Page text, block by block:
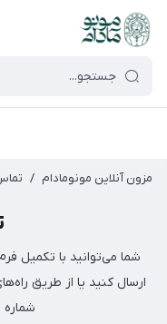
9oGygsJEdAZik
مزون آنلاین مونومادام /
شما می‌توانید با تکمیل
ارسال کنید یا از طریق
شماره